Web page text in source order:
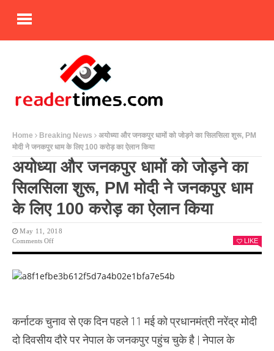
Home Breaking News
अयोध्या और जनकपुर धामों को जोड़ने का सिलसिला शुरू, PM
मोदी ने जनकपुर धाम के लिए 100 करोड़ का ऐलान किया
अयोध्या और जनकपुर धामों को जोड़ने का
सिलसिला शुरू, PM मोदी ने जनकपुर धाम
के लिए 100 करोड़ का ऐलान किया
May 11, 2018
Comments OffOn
धामों
सिलसिला
PM
LIKE
कर्नाटक चुनाव से एक दिन पहले 11 मई को प्रधानमंत्री नरेंद्र मोदी
दो दिवसीय दौरे पर नेपाल के जनकपुर पहुंच चुके है | नेपाल के